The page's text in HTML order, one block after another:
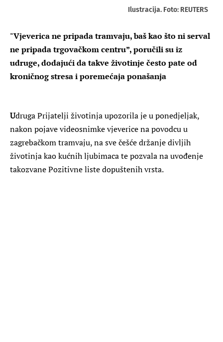
Ilustracija. Foto: REUTERS
"Vjeverica ne pripada tramvaju, baš kao što ni serval
ne pripada trgovačkom centru”, poručili su iz
udruge, dodajući da takve životinje često pate od
kroničnog stresa i poremećaja ponašanja
Udruga Prijatelji životinja upozorila je u ponedjeljak,
nakon pojave videosnimke vjeverice na povodcu u
zagrebačkom tramvaju, na sve češće držanje divljih
životinja kao kućnih ljubimaca te pozvala na uvođenje
takozvane Pozitivne liste dopuštenih vrsta.